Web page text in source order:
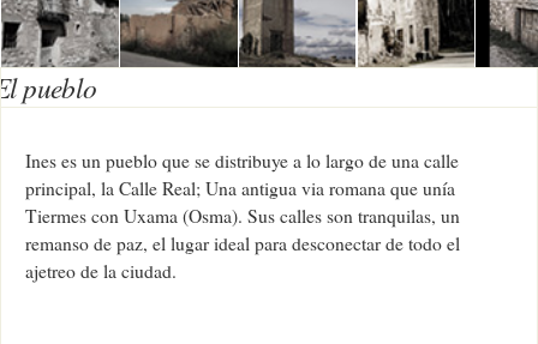
pueblo
Ines es un pueblo que se distribuye a lo largo de una calle
principal, la Calle Real; Una antigua via romana que unía
Tiermes con Uxama (Osma). Sus calles son tranquilas, un
remanso de paz, el lugar ideal para desconectar de todo el
ajetreo de la ciudad.